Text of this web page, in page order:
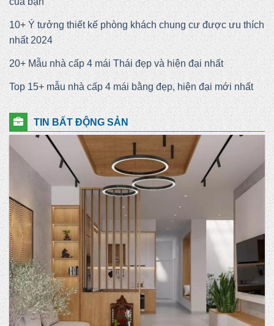
10+ Ý tưởng thiết kế phòng khách chung cư được ưu thích
nhất 2024
20+ Mẫu nhà cấp 4 mái Thái đẹp và hiện đại nhất
Top 15+ mẫu nhà cấp 4 mái bằng đẹp, hiện đại mới nhất
TIN BẤT ĐỘNG SẢN